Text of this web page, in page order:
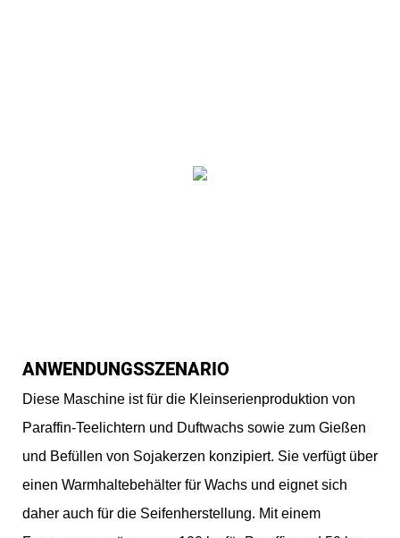
ANWENDUNGSSZENARIO
Diese Maschine ist für die Kleinserienproduktion von
Paraffin-Teelichtern und Duftwachs sowie zum Gießen
und Befüllen von Sojakerzen konzipiert. Sie verfügt über
einen Warmhaltebehälter für Wachs und eignet sich
daher auch für die Seifenherstellung. Mit einem